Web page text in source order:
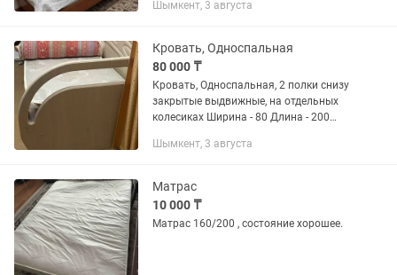
Шымкент, 3 августа
Кровать, Односпальная
80 000 ₸
Кровать, Односпальная, 2 полки снизу
закрытые выдвижные, на отдельных
колесиках Ширина - 80 Длина - 200
Пользовались аккуратно, купили
Шымкент, 3 августа
Матрас
10 000 ₸
Матрас 160/200 , состояние хорошее.